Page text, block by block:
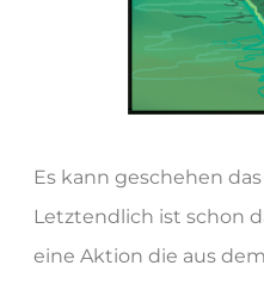
Es kann geschehen
Letztendlich ist schon
eine Aktion die aus